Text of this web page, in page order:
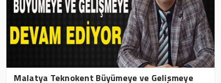
Malatya Teknokent Büyümeye ve Gelişmeye